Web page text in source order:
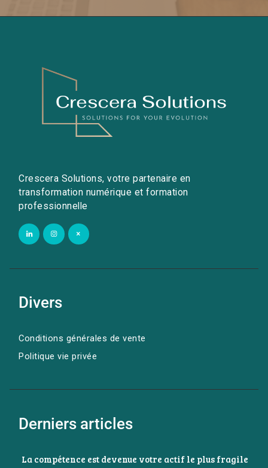
Crescera Solutions, votre partenaire en
transformation numérique et formation
professionnelle
Divers
Conditions générales de vente
Politique vie privée
Derniers articles
La compétence est devenue votre actif le plus fragile